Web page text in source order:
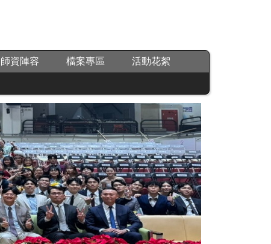
師資陣容 檔案專區 活動花絮